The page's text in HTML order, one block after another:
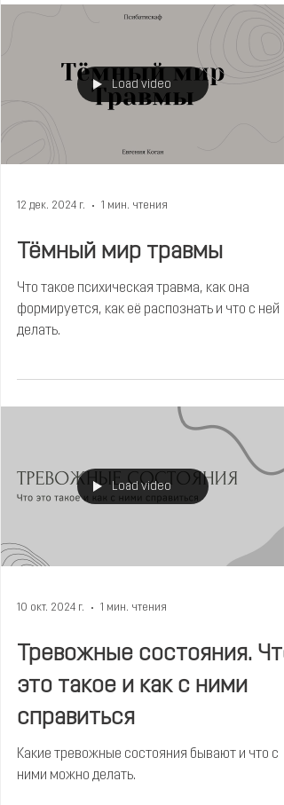
неудобства и ограничивать жизни.
Load video
12 дек. 2024 г. 1 мин. чтения
Тёмный мир травмы
Что такое психическая травма, как она
формируется, как её распознать и что с ней
делать.
Load video
10 окт. 2024 г. 1 мин. чтения
Тревожные состояния. Что
это такое и как с ними
справиться
Какие тревожные состояния бывают и что с
ними можно делать.